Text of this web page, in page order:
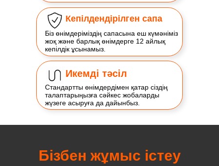
Кепілдендірілген сапа
Біз өнімдеріміздің сапасына еш күмәніміз
жоқ және барлық өнімдерге 12 айлық
кепілдік ұсынамыз.
Икемді тәсіл
Стандартты өнімдердімен қатар сіздің
талаптарыңызға сәйкес жобаларды
жүзеге асыруға да дайынбыз.
Бізбен жұмыс істеу